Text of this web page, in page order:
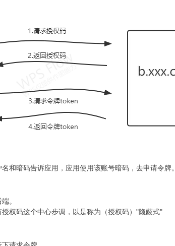
和暗码告诉应用，应用使用该账号暗码，去申请令牌。
。
权码这个中心步调，以是称为（授权码）"隐蔽式"